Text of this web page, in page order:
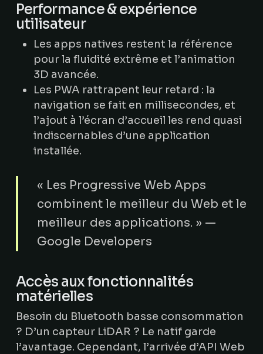
Performance & expérience
utilisateur
Les apps natives restent la référence
pour la fluidité extrême et l’animation
3D avancée.
Les PWA rattrapent leur retard : la
navigation se fait en millisecondes, et
l’ajout à l’écran d’accueil les rend quasi
indiscernables d’une application
installée.
« Les Progressive Web Apps
combinent le meilleur du Web et le
meilleur des applications. » —
Google Developers
Accès aux fonctionnalités
matérielles
Besoin du Bluetooth basse consommation
? D’un capteur LiDAR ? Le natif garde
l’avantage. Cependant, l’arrivée d’API Web